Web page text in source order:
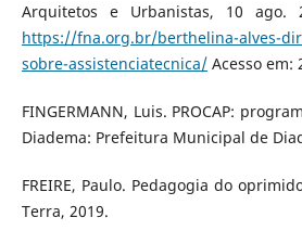
Arquitetos e Urbanistas, 10 ago.
https://fna.org.br/berthelina-alves-
sobre-assistenciatecnica/Acesso em:
FINGERMANN, Luis. PROCAP:
Diadema: Prefeitura Municipal de
FREIRE, Paulo. Pedagogia do
Terra, 2019.